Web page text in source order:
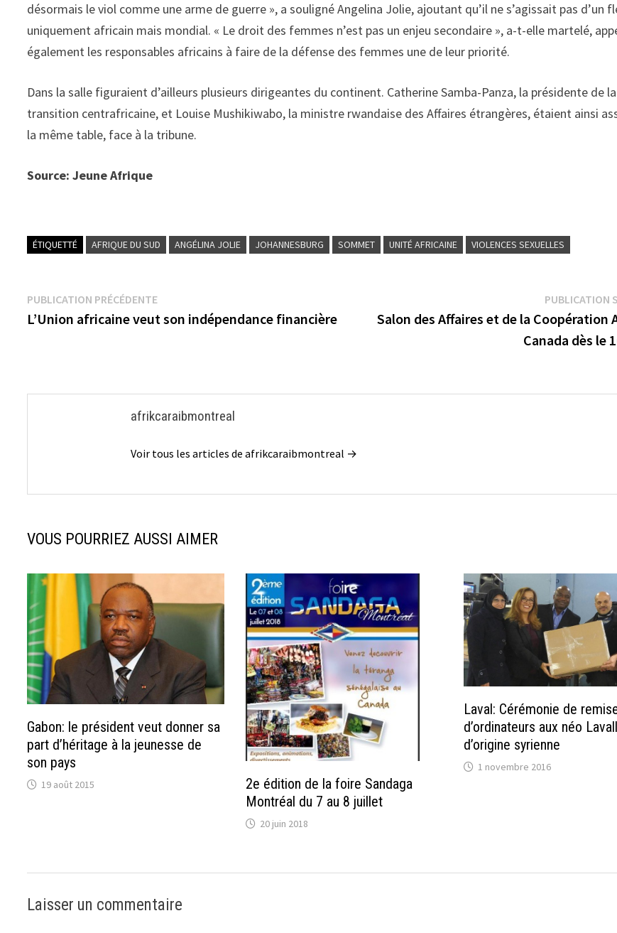
désormais le viol comme une arme de guerre », a souligné Angelina Jolie, ajoutant qu’il ne s’agissait pas d’un
uniquement africain mais mondial. « Le droit des femmes n’est pas un enjeu secondaire », a-t-elle martelé,
également les responsables africains à faire de la défense des femmes une de leur priorité.
Dans la salle figuraient d’ailleurs plusieurs dirigeantes du continent. Catherine Samba-Panza, la présidente de la
transition centrafricaine, et Louise Mushikiwabo, la ministre rwandaise des Affaires étrangères, étaient ainsi
la même table, face à la tribune.
Source: Jeune Afrique
ÉTIQUETTÉ AFRIQUE DU SUD ANGÉLINA JOLIE JOHANNESBURG SOMMET UNITÉ AFRICAINE VIOLENCES SEXUELLES
Navigation
de
PUBLICATION PRÉCÉDENTEPublication
précédente :
L’Union africaine veut son indépendance financière
PUBLICATION
Salon des Affaires et de la Coopération
Canada dès le
afrikcaraibmontreal
Voir tous les articles de afrikcaraibmontreal →
VOUS POURRIEZ AUSSI AIMER
Gabon: le président veut donner sa
part d’héritage à la jeunesse de
son pays
19 août 2015
2e édition de la foire Sandaga
Montréal du 7 au 8 juillet
20 juin 2018
Laval: Cérémonie de
d’ordinateurs aux néo
d’origine syrienne
1 novembre 2016
Laisser un commentaire